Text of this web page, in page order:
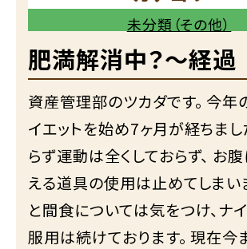
未分類（その他）
肥満解消中？～経過
資産管理部のツカダです。 今年
イエットを始め7ヶ月が経ちまし
らず運動は全くしておらず、 お
える道具の使用は止めてしまい
と間食については気をつけ、ナ
服用は続けております。 現在今